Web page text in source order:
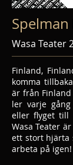
Spelman
Wasa Teater
Finland,
komma
är från
ler varje
eller flyget till
Wasa Teater
ett stort hjärta
arbeta på igen!